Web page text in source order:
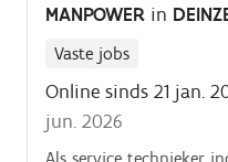
je ook in voor het
installaties en
kabels trekken, kasten
MANPOWER in
Vaste jobs
Online sinds 21 jan.
jun. 2026